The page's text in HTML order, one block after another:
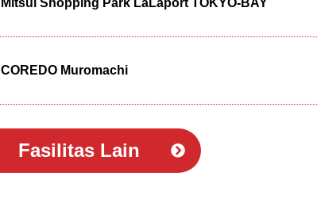
COREDO Muromachi
Fasilitas Lain